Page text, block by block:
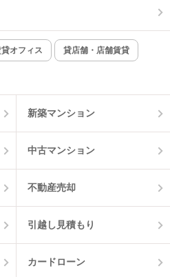
オフィス 貸店舗・店舗賃貸
新築マンション
中古マンション
不動産売却
引越し見積もり
カードローン